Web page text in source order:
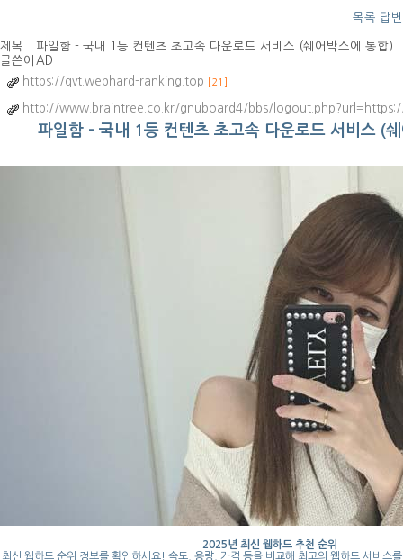
목록 답변
제목
파일함 - 국내 1등 컨텐츠 초고속 다운로드 서비스 (쉐어박스에 통합)
글쓴이 AD
https://qvt.webhard-ranking.top
[21]
http://www.braintree.co.kr/gnuboard4/bbs/
파일함 - 국내 1등 컨텐츠 초고속 다운로드 서비스 (
2025년 최신 웹하드 추천 순위
최신 웹하드 순위 정보를 확인하세요! 속도, 용량, 가격 등을 비교해 최고의 웹하드 서비스